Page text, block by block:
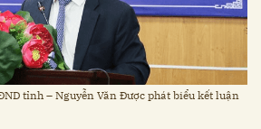
tỉnh – Nguyễn Văn Được phát biểu kết luận